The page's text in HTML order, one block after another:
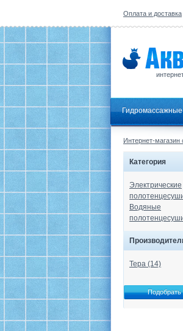
Оплата и доставка
Интернет-магазин
Категория
Электрические
Водяные
Тера (14)